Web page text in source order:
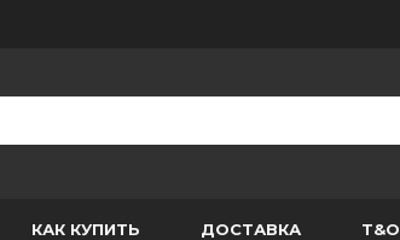
КАК КУПИТЬ ДОСТАВКА T&O